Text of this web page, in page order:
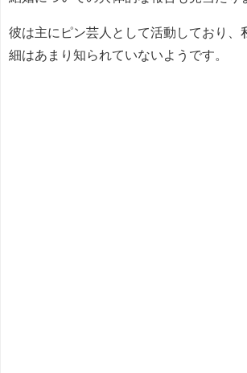
彼は主にピン芸人として活動しており、
細はあまり知られていないようです。